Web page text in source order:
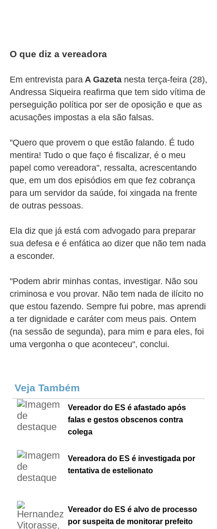
O que diz a vereadora
Em entrevista para A Gazeta nesta terça-feira (28),
Andressa Siqueira reafirma que tem sido vítima de
perseguição política por ser de oposição e que as
acusações impostas a ela são falsas.
"Quero que provem o que estão falando. É tudo
mentira! Tudo o que faço é fiscalizar, é o meu
papel como vereadora", ressalta, acrescentando
que, em um dos episódios em que fez cobrança
para um servidor da saúde, foi xingada na frente
de outras pessoas.
Ela diz que já está com advogado para preparar
sua defesa e é enfática ao dizer que não tem nada
a esconder.
"Podem abrir minhas contas, investigar. Não sou
criminosa e vou provar. Não tem nada de ilícito no
que estou fazendo. Sempre fui pobre, mas aprendi
a ter dignidade e caráter com meus pais. Ontem
(na sessão de segunda), para mim e para eles, foi
uma vergonha o que aconteceu", conclui.
Veja Também
Vereador do ES é afastado após
falas e gestos obscenos contra
colega
Vereadora do ES é investigada por
tentativa de estelionato
Vereador do ES é alvo de processo
por suspeita de monitorar prefeito